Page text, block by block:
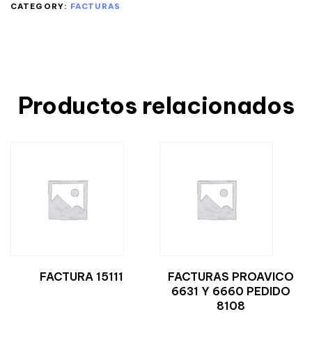
CATEGORY: FACTURAS
Productos relacionados
FACTURA 15111
FACTURAS PROAVICO
6631 Y 6660 PEDIDO
8108